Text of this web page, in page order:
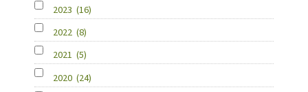
2023 (16)
2022 (8)
2021 (5)
2020 (24)